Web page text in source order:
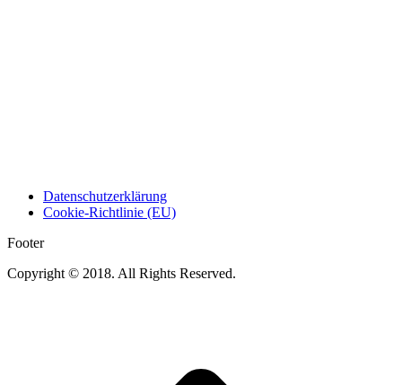
Datenschutzerklärung
Cookie-Richtlinie (EU)
Footer
Copyright © 2018. All Rights Reserved.